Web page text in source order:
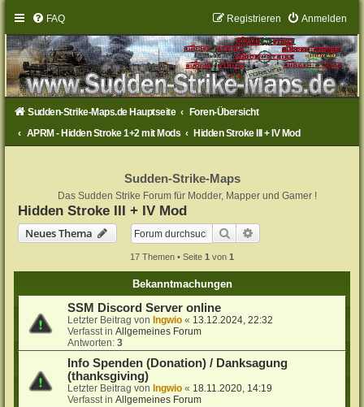
FAQ Anmelden
Registrieren
Sudden-Strike-Maps.de Hauptseite
Foren-Übersicht
APRM - Hidden Stroke 1+2 mit Mods
Hidden Stroke III + IV Mod
Sudden-Strike-Maps
Das Sudden Strike Forum für Modder, Mapper und Gamer !
Hidden Stroke III + IV Mod
Neues Thema
Suche
17 Themen • Seite 1 von 1
Bekanntmachungen
SSM Discord Server online
Letzter Beitrag von Ingwio « 13.12.2024, 22:32
Verfasst inAllgemeines Forum
Antworten:3
Info Spenden (Donation) / Danksagung
(thanksgiving)
Letzter Beitrag von Ingwio « 18.11.2020, 14:19
Verfasst inAllgemeines Forum